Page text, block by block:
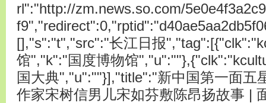
rl":"http://zm.news.so.com/
[],"s":"t","src":"长江日报
馆","k":"国度博物馆
国大典","u":""}],"title":"新中国第一面五
作家宋树信男儿宋如芬敷陈昂扬故事 |